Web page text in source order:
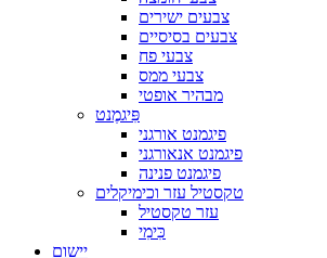
צבעים ישירים
צבעים בסיסיים
צבעי פח
צבעי ממס
מבהיר אופטי
פִּיגמֶנט
פיגמנט אורגני
פיגמנט אנאורגני
פיגמנט פנינה
טקסטיל עזר וכימיקלים
עזר טקסטיל
כִּימִי
יישום